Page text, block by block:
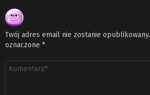
Twój adres email nie zostanie opublikowany.
oznaczone *
Komentarz